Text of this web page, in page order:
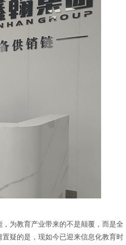
为教育产业带来的不是颠覆，而是全
疑的是，现如今已迎来信息化教育时